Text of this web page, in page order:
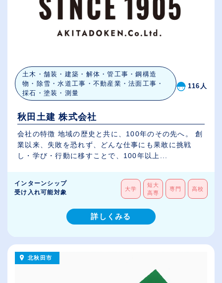
土木・舗装・建築・解体・管工事・鋼構造
物・除雪・水道工事・不動産業・法面工事・
採石・塗装・測量
116人
秋田土建 株式会社
会社の特徴 地域の歴史と共に、100年のその先へ。 創
業以来、失敗を恐れず、どんな仕事にも果敢に挑戦
し・学び・行動に移すことで、100年以上...
インターンシップ
受け入れ可能対象
大学
短大
高専
専門 高校
詳しくみる
北秋田市